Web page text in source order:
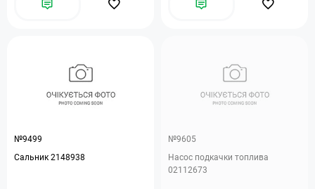
№9499
Сальник 2148938
№9605
Насос подкачки топлива
02112673